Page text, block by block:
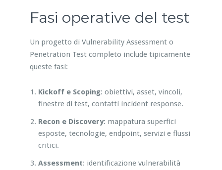
Fasi operative del test
Un progetto di Vulnerability Assessment o
Penetration Test completo include tipicamente
queste fasi:
Kickoff e Scoping: obiettivi, asset, vincoli,
finestre di test, contatti incident response.
Recon e Discovery: mappatura superfici
esposte, tecnologie, endpoint, servizi e flussi
critici.
Assessment: identificazione vulnerabilità